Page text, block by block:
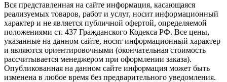
Вся представленная на сайте информация, касающаяся
реализуемых товаров, работ и услуг, носит информационный
характер и не является публичной офертой, определяемой
положениями ст. 437 Гражданского Кодекса РФ. Все цены,
указанные на данном сайте, носят информационный характер
и являются ориентировочными (окончательная стоимость
рассчитывается менеджером при оформлении заказа).
Опубликованная на данном сайте информация может быть
изменена в любое время без предварительного уведомления.